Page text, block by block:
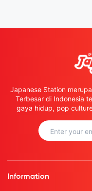
Japanese Station
Terbesar di Indonesia
gaya hidup, pop
Information